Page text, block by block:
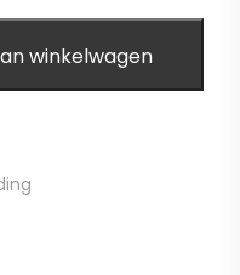
winkelwagen